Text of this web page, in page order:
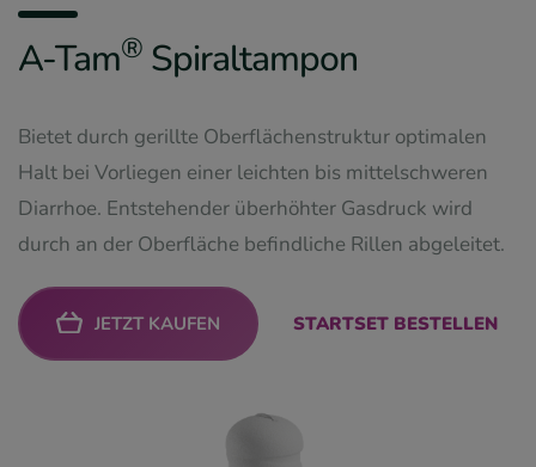
A-Tam® Spiraltampon
Bietet durch gerillte Oberflächenstruktur optimalen
Halt bei Vorliegen einer leichten bis mittelschweren
Diarrhoe. Entstehender überhöhter Gasdruck wird
durch an der Oberfläche befindliche Rillen abgeleitet.
JETZT KAUFEN STARTSET BESTELLEN